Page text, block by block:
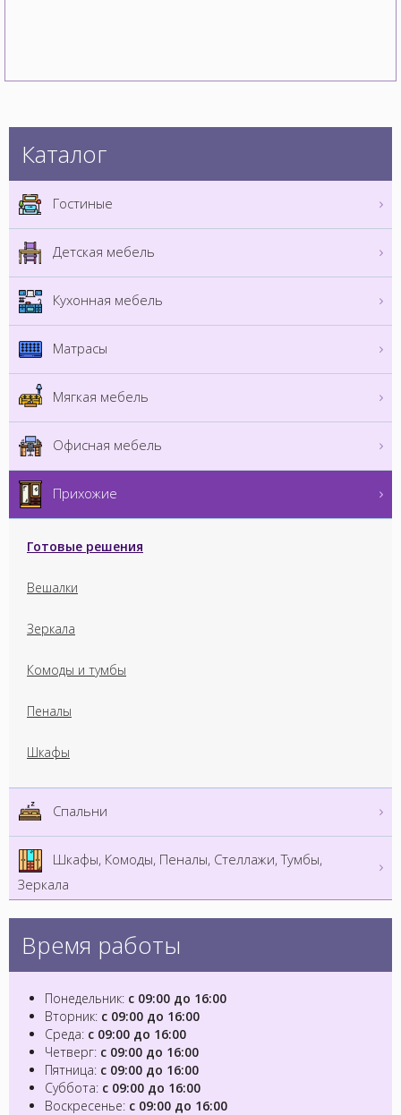
Каталог
Гостиные
Детская мебель
Кухонная мебель
Матрасы
Мягкая мебель
Офисная мебель
Прихожие
Готовые решения
Вешалки
Зеркала
Комоды и тумбы
Пеналы
Шкафы
Спальни
Шкафы, Комоды, Пеналы, Стеллажи, Тумбы,
Зеркала
Время работы
Понедельник: с 09:00 до 16:00
Вторник: с 09:00 до 16:00
Среда: с 09:00 до 16:00
Четверг: с 09:00 до 16:00
Пятница: с 09:00 до 16:00
Суббота: с 09:00 до 16:00
Воскресенье: с 09:00 до 16:00